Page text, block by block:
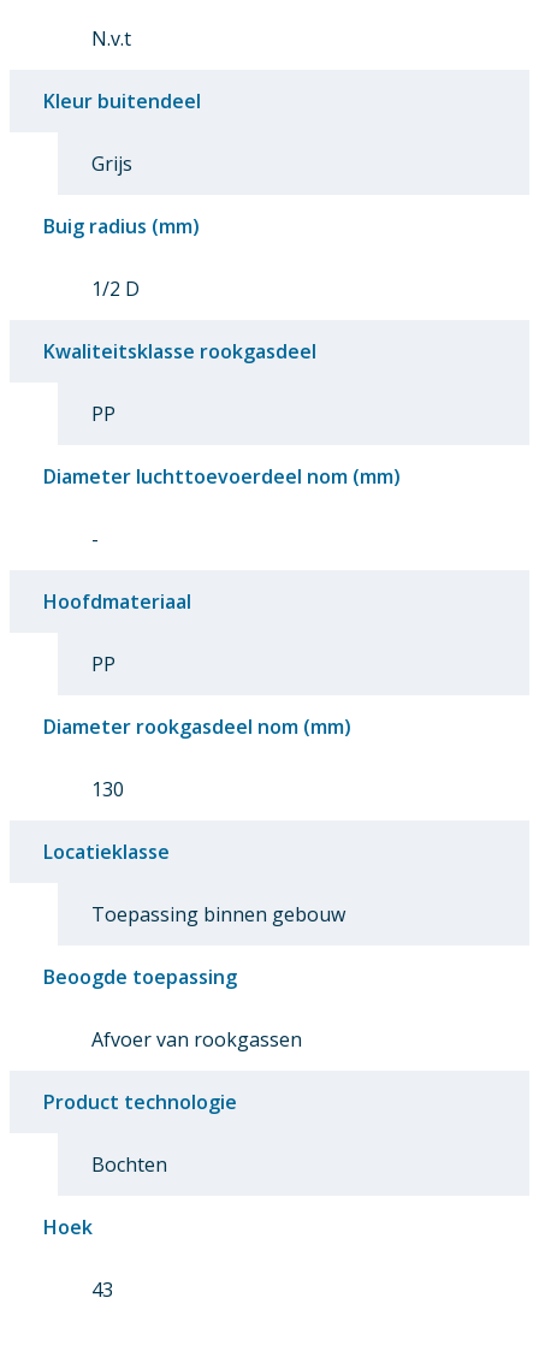
N.v.t
Kleur buitendeel
Grijs
Buig radius (mm)
1/2 D
Kwaliteitsklasse rookgasdeel
PP
Diameter luchttoevoerdeel nom (mm)
-
Hoofdmateriaal
PP
Diameter rookgasdeel nom (mm)
130
Locatieklasse
Toepassing binnen gebouw
Beoogde toepassing
Afvoer van rookgassen
Product technologie
Bochten
Hoek
43